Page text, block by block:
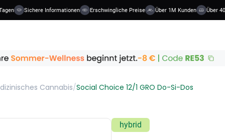
Sichere Informationen Erschwingliche Preise Über 1M Kunden Über
Cannabis/Social Choice 12/1 GRO Do-Si-Dos
hybrid